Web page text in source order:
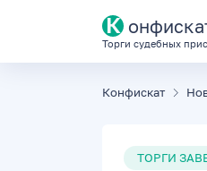
К
Торги судебных
Конфискат
ТОРГИ